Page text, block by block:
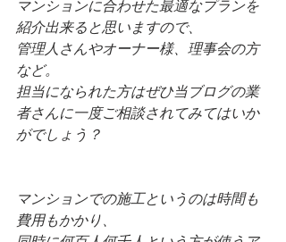
マンションに合わせた最適なプランを
紹介出来ると思いますので、
管理人さんやオーナー様、理事会の方
など。
担当になられた方はぜひ当ブログの業
者さんに一度ご相談されてみてはいか
がでしょう？
マンションでの施工というのは時間も
費用もかかり、